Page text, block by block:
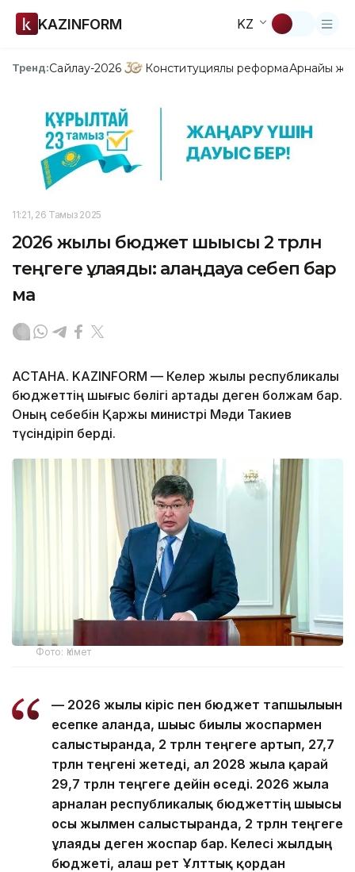
KAZINFORM KZ
Тренд:Сайлау-2026 Конституциялық реформаАрнайы
11:21, 26 Тамыз 2025
2026 жылы бюджет шығысы 2 трлн
теңгеге ұлғаяды: алаңдауға себеп бар
ма
АСТАНА. KAZINFORM — Келер жылы республикалық
бюджеттің шығыс бөлігі артады деген болжам бар.
Оның себебін Қаржы министрі Мәди Такиев
түсіндіріп берді.
Фото: Үкімет
— 2026 жылғы кіріс пен бюджет тапшылығын
есепке алғанда, шығыс биылғы жоспармен
салыстырғанда, 2 трлн теңгеге артып, 27,7
трлн теңгені жетеді, ал 2028 жылға қарай
29,7 трлн теңгеге дейін өседі. 2026 жылға
арналған республикалық бюджеттің шығысы
осы жылмен салыстырғанда, 2 трлн теңгеге
ұлғаяды деген жоспар бар. Келесі жылдың
бюджеті, алғаш рет Ұлттық қордан